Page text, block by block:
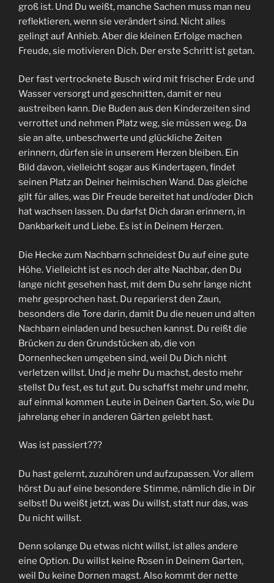
groß ist. Und Du weißt, manche Sachen muss man neu
reflektieren, wenn sie verändert sind. Nicht alles
gelingt auf Anhieb. Aber die kleinen Erfolge machen
Freude, sie motivieren Dich. Der erste Schritt ist getan.
Der fast vertrocknete Busch wird mit frischer Erde und
Wasser versorgt und geschnitten, damit er neu
austreiben kann. Die Buden aus den Kinderzeiten sind
verrottet und nehmen Platz weg, sie müssen weg. Da
sie an alte, unbeschwerte und glückliche Zeiten
erinnern, dürfen sie in unserem Herzen bleiben. Ein
Bild davon, vielleicht sogar aus Kindertagen, findet
seinen Platz an Deiner heimischen Wand. Das gleiche
gilt für alles, was Dir Freude bereitet hat und/oder Dich
hat wachsen lassen. Du darfst Dich daran erinnern, in
Dankbarkeit und Liebe. Es ist in Deinem Herzen.
Die Hecke zum Nachbarn schneidest Du auf eine gute
Höhe. Vielleicht ist es noch der alte Nachbar, den Du
lange nicht gesehen hast, mit dem Du sehr lange nicht
mehr gesprochen hast. Du reparierst den Zaun,
besonders die Tore darin, damit Du die neuen und alten
Nachbarn einladen und besuchen kannst. Du reißt die
Brücken zu den Grundstücken ab, die von
Dornenhecken umgeben sind, weil Du Dich nicht
verletzen willst. Und je mehr Du machst, desto mehr
stellst Du fest, es tut gut. Du schaffst mehr und mehr,
auf einmal kommen Leute in Deinen Garten. So, wie Du
jahrelang eher in anderen Gärten gelebt hast.
Was ist passiert???
Du hast gelernt, zuzuhören und aufzupassen. Vor allem
hörst Du auf eine besondere Stimme, nämlich die in Dir
selbst! Du weißt jetzt, was Du willst, statt nur das, was
Du nicht willst.
Denn solange Du etwas nicht willst, ist alles andere
eine Option. Du willst keine Rosen in Deinem Garten,
weil Du keine Dornen magst. Also kommt der nette